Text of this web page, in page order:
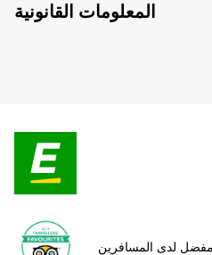
المعلومات القانونية
لدى المسافرين